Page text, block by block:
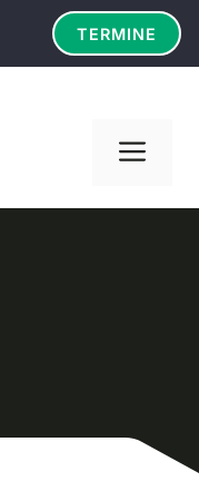
TERMINE